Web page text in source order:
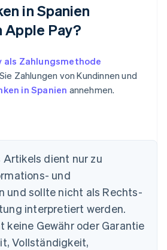
in Spanien
Pay?
als Zahlungsmethode
Zahlungen von Kundinnen und
in Spanien annehmen.
Artikels dient nur zu
und
und sollte nicht als Rechts-
interpretiert werden.
keine Gewähr oder Garantie
Vollständigkeit,
DeutschEnglish